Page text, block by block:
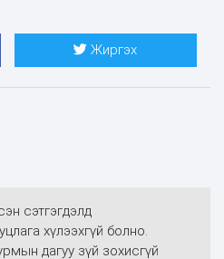
Жиргэх
сэтгэгдэлд
хүлээхгүй болно.
дагуу зүй зохисгүй